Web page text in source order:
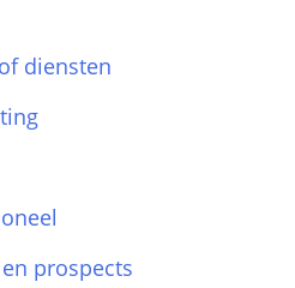
diensten
prospects